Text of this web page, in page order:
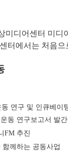
미디어센터 미디
터에서는 처음
연구 및 인큐베이
동 연구보고서 발간
FM 추진
께하는 공동사업